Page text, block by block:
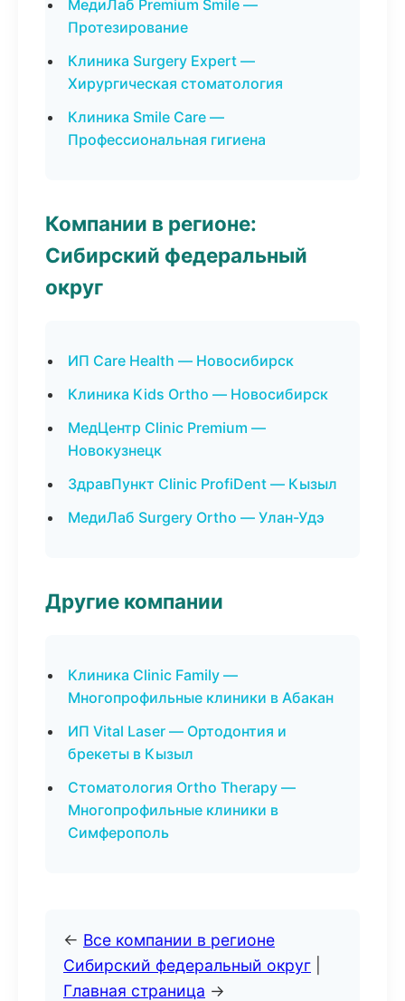
МедиЛаб Premium Smile —
Протезирование
Клиника Surgery Expert —
Хирургическая стоматология
Клиника Smile Care —
Профессиональная гигиена
Компании в регионе:
Сибирский федеральный
округ
ИП Care Health — Новосибирск
Клиника Kids Ortho — Новосибирск
МедЦентр Clinic Premium —
Новокузнецк
ЗдравПункт Clinic ProfiDent — Кызыл
МедиЛаб Surgery Ortho — Улан-Удэ
Другие компании
Клиника Clinic Family —
Многопрофильные клиники в Абакан
ИП Vital Laser — Ортодонтия и
брекеты в Кызыл
Стоматология Ortho Therapy —
Многопрофильные клиники в
Симферополь
← Все компании в регионе
Сибирский федеральный округ
Главная страница →